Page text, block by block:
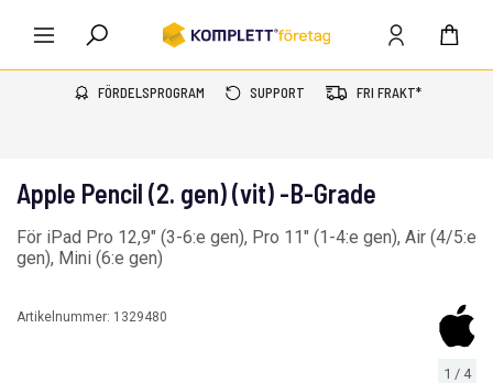
FÖRDELSPROGRAM SUPPORT FRI FRAKT*
1 / 4
Apple Pencil (2. gen) (vit) -B-Grade
För iPad Pro 12,9" (3-6:e gen), Pro 11" (1-4:e gen), Air (4/5:e
gen), Mini (6:e gen)
Artikelnummer: 1329480